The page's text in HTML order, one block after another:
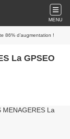
MENU
86% d’augmentation !
La GPSEO